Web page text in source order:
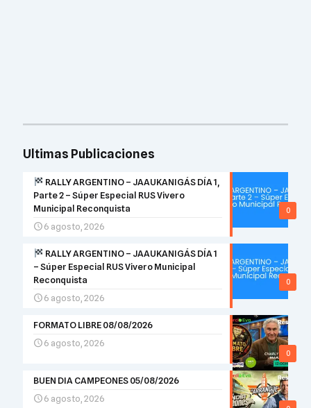
Ultimas Publicaciones
0
RALLY ARGENTINO – JAAUKANIGÁS DÍA 1,
Parte 2 – Súper Especial RUS Vivero
Municipal Reconquista
6 agosto, 2026
0
RALLY ARGENTINO – JAAUKANIGÁS DÍA 1
– Súper Especial RUS Vivero Municipal
Reconquista
6 agosto, 2026
0
FORMATO LIBRE 08/08/2026
6 agosto, 2026
BUEN DIA CAMPEONES 05/08/2026
6 agosto, 2026